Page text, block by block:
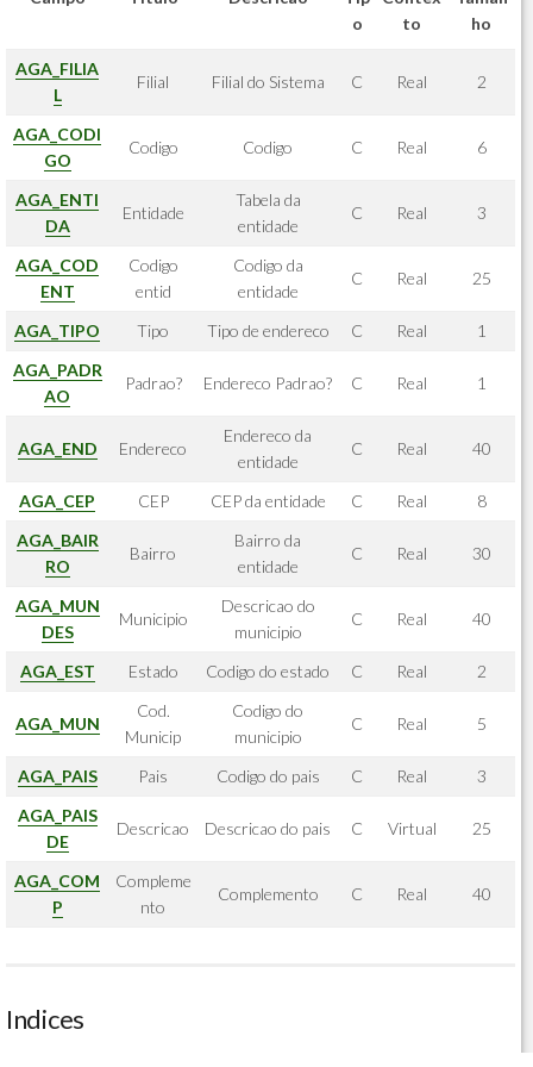
o
to
ho
AGA_FILIA
L
Filial Filial do Sistema C Real 2
AGA_CODI
GO
Codigo Codigo C Real 6
AGA_ENTI
DA
Entidade
Tabela da
entidade
C Real 3
AGA_COD
ENT
Codigo
entid
Codigo da
entidade
C Real 25
AGA_TIPO Tipo Tipo de endereco C Real
1
AGA_PADR
AO
Padrao? Endereco Padrao? C Real 1
AGA_END Endereco
Endereco da
entidade
C Real 40
AGA_CEP CEP CEP da entidade C Real
8
AGA_BAIR
RO
Bairro
Bairro da
entidade
C Real 30
AGA_MUN
DES
Municipio
Descricao do
municipio
C Real 40
AGA_EST Estado Codigo do estado C Real 2
AGA_MUN
Cod.
Municip
Codigo do
municipio
C Real 5
AGA_PAIS Pais Codigo do pais C Real
3
AGA_PAIS
DE
Descricao Descricao do pais C Virtual 25
AGA_COM
P
Compleme
nto
Complemento C Real 40
Indices